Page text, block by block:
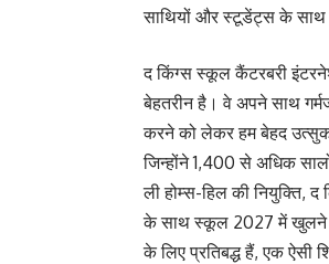
साथियों और स्टूडेंट्स के
द किंग्स स्कूल कैंटरबरी
बेहतरीन है। वे अपने साथ
करने को लेकर हम बेहद उत्सुक
जिन्होंने 1,400 से अधिक
ली होम्स-हिल की
के साथ स्कूल 2027 में खुलने
के लिए प्रतिबद्ध हैं, एक ऐसी